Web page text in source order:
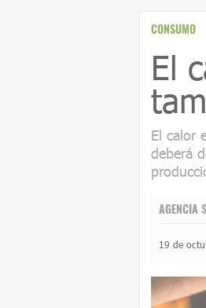
CONSUMO
El
El calor
deberá
AGENCIA
19 de